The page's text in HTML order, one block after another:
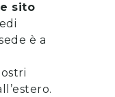
sito
è a